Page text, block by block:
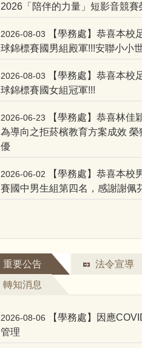
2026「陪伴的力量」短影音競賽
2026-08-03
【學務處】恭喜本
球錦標賽國男組殿軍!!!安聯小小
2026-08-03
【學務處】恭喜本
球錦標賽國女組冠軍!!!
2026-06-23
【學務處】恭喜林
為導向之拒菸檳教育方案成效
優
2026-06-02
【學務處】恭喜本
賽國中男生組第四名，感謝謝佩
重要公告 法令宣導
轉知消息
2026-08-06
【學務處】因應
管理